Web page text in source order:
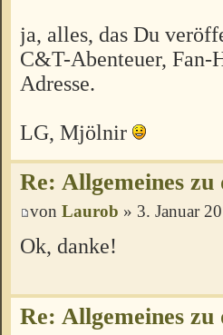
ja, alles, das Du
C&T-Abenteuer, Fan-
Adresse.
LG, Mjölnir
Re: Allgemeines
von Laurob » 3. Januar
Ok, danke!
Re: Allgemeines